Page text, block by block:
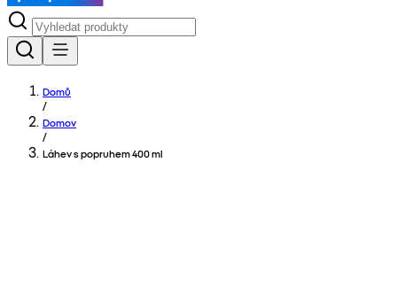
Domů
/
Domov
/
Láhev s popruhem 400 ml